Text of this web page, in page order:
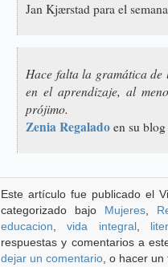
Jan Kjærstad para el
Hace falta la gramática
en el aprendizaje, al
prójimo.
Zenia Regalado en su blog
Este artículo fue publicado el
categorizado bajo Mujeres
educacion ,vida integral,
respuestas y comentarios a
dejar un comentario , o hacer